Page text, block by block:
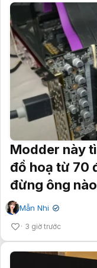
Modder này
đồ hoạ từ 70
đừng ông
Mẫn Nhi ✔
3 giờ trước